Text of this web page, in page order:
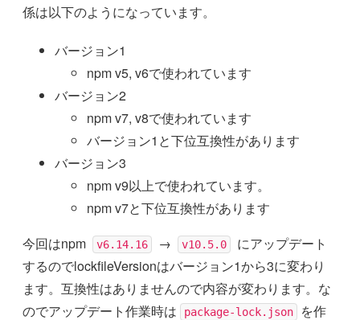
係は以下のようになっています。
バージョン1
npm v5, v6で使われています
バージョン2
npm v7, v8で使われています
バージョン1と下位互換性があります
バージョン3
npm v9以上で使われています。
npm v7と下位互換性があります
今回はnpm
v6.14.16 → v10.5.0
にアップデート
するのでlockfileVersionはバージョン1から3に変わり
ます。互換性はありませんので内容が変わります。な
のでアップデート作業時は
package-lock.json
を作